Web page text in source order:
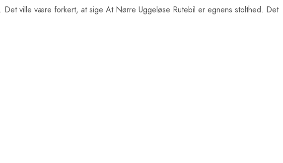
. Det ville være forkert, at sige At Nørre Uggeløse Rutebil er egnens stolthed. Det